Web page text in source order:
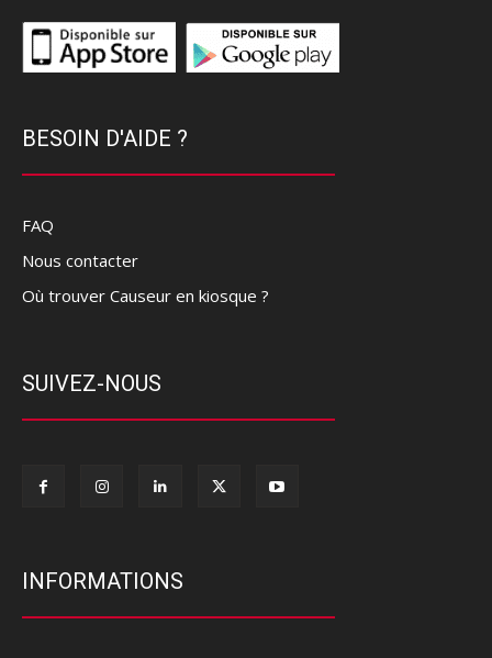
BESOIN D'AIDE ?
FAQ
Nous contacter
Où trouver Causeur en kiosque ?
SUIVEZ-NOUS
INFORMATIONS